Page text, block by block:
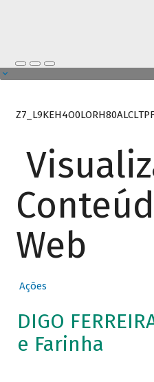
Web
Ações
DIGO
e Farinha